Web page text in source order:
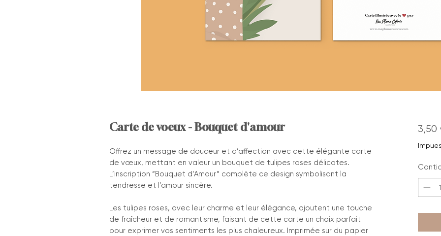
Carte de voeux - Bouquet d'amour
Offrez un message de douceur et d’affection avec cette élégante carte
de vœux, mettant en valeur un bouquet de tulipes roses délicates.
L’inscription “Bouquet d’Amour” complète ce design symbolisant la
tendresse et l’amour sincère.
Les tulipes roses, avec leur charme et leur élégance, ajoutent une touche
de fraîcheur et de romantisme, faisant de cette carte un choix parfait
pour exprimer vos sentiments les plus chaleureux. Imprimée sur du papier
3,50